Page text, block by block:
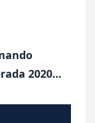
2020...